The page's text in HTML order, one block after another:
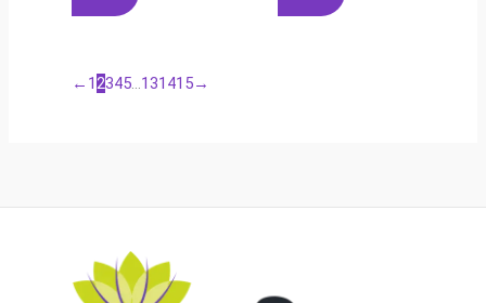
← 12345…131415→